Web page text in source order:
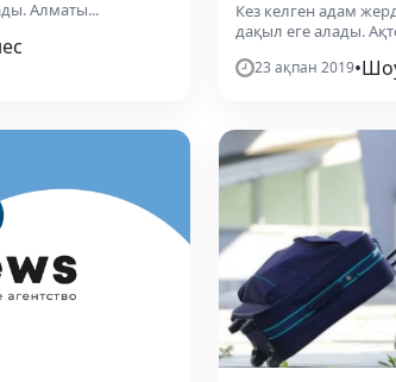
Алматы...
Кез келген адам
дақыл еге алады.
23 ақпан 2019•